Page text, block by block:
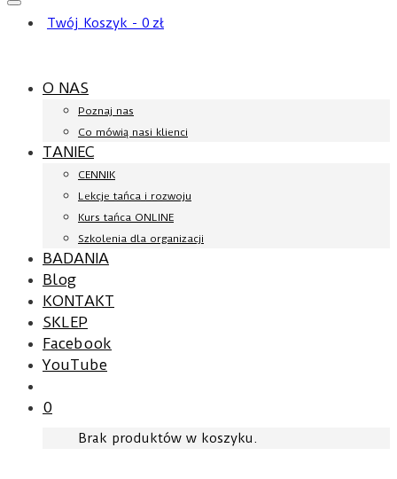
Twój Koszyk - 0 zł
O NAS
Poznaj nas
Co mówią nasi klienci
TANIEC
CENNIK
Lekcje tańca i rozwoju
Kurs tańca ONLINE
Szkolenia dla organizacji
BADANIA
Blog
KONTAKT
SKLEP
Facebook
YouTube
0
Brak produktów w koszyku.